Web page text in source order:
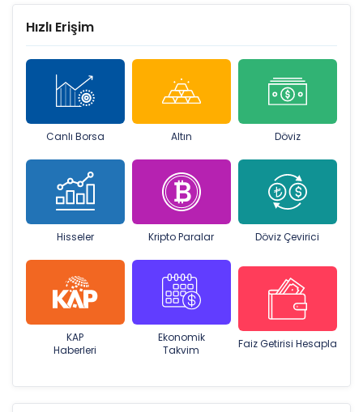
Hızlı Erişim
Canlı Borsa Altın Döviz
Hisseler Kripto Paralar Döviz Çevirici
KAP
Haberleri
Ekonomik
Takvim
Faiz Getirisi Hesapla